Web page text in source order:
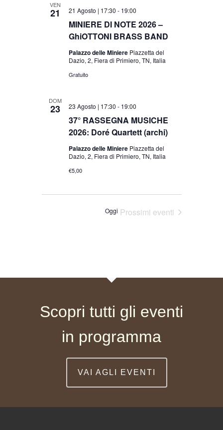
VEN
21
MINIERE DI NOTE 2026 –
GhiOTTONI BRASS BAND
21 Agosto | 17:30 - 19:00
Palazzo delle Miniere Piazzetta del
Dazio, 2, Fiera di Primiero, TN, Italia
Gratuito
DOM
23
37° RASSEGNA MUSICHE
2026: Doré Quartett (archi)
23 Agosto | 17:30 - 19:00
Palazzo delle Miniere Piazzetta del
Dazio, 2, Fiera di Primiero, TN, Italia
€5,00
Oggi Prossimi eventi
Scopri tutti gli eventi
in programma
VAI AGLI EVENTI